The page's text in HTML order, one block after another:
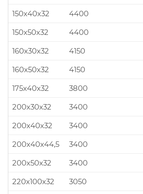
150x40x32
4400
150x50x32
4400
160x30x32
4150
160x50x32
4150
175x40x32
3800
200x30x32
3400
200x40x32
3400
200x40x44,5
3400
200x50x32
3400
220x100x32
3050